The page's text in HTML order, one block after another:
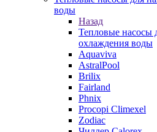
воды
Назад
Тепловые насосы
охлаждения воды
Aquaviva
AstralPool
Brilix
Fairland
Phnix
Procopi Climexel
Zodiac